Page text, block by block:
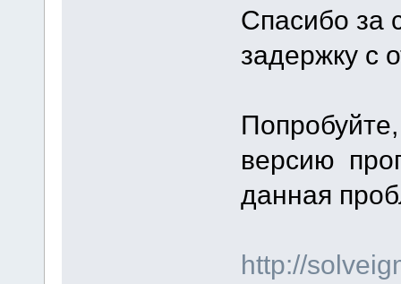
Спасибо за
задержку с
версию
данная
http://